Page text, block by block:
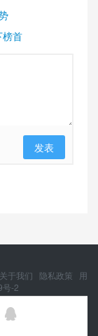

榜首
发表
关于我们 隐私政策
用
号-2